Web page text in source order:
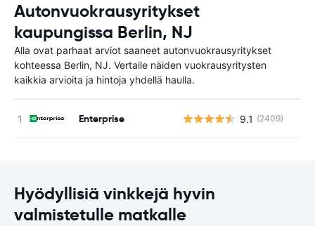
Autonvuokrausyritykset
kaupungissa Berlin, NJ
Alla ovat parhaat arviot saaneet autonvuokrausyritykset
kohteessa Berlin, NJ. Vertaile näiden vuokrausyritysten
kaikkia arvioita ja hintoja yhdellä haulla.
Enterprise 9.1 (2409)
Hyödyllisiä vinkkejä hyvin
valmistetulle matkalle